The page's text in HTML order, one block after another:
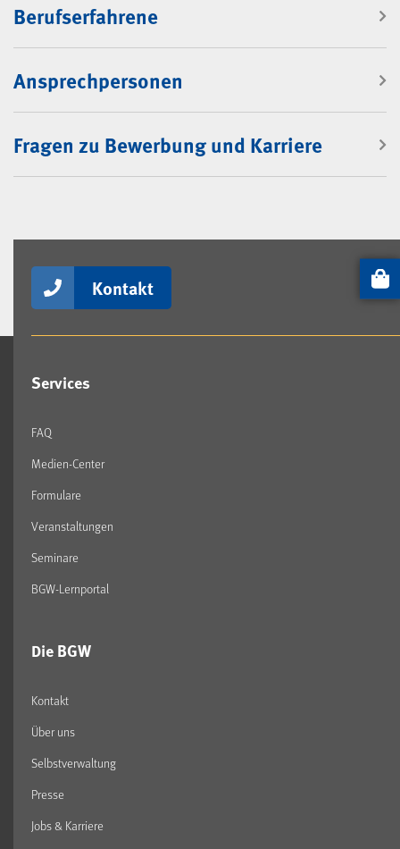
Berufserfahrene
Ansprechpersonen
Fragen zu Bewerbung und Karriere
Kontakt
Services
FAQ
Medien-Center
Formulare
Veranstaltungen
Seminare
BGW-Lernportal
Die BGW
Kontakt
Über uns
Selbstverwaltung
Presse
Jobs & Karriere
Artikel